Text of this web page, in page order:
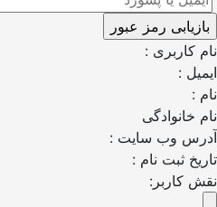
:
:
وب سایت :
ثبت نام :